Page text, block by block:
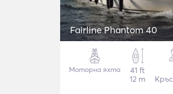
Fairline Phantom 40
Моторна яхта
41 ft
12 m